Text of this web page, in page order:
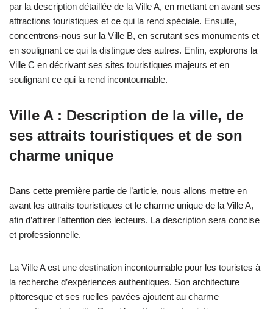
par la description détaillée de la Ville A, en mettant en avant ses
attractions touristiques et ce qui la rend spéciale. Ensuite,
concentrons-nous sur la Ville B, en scrutant ses monuments et
en soulignant ce qui la distingue des autres. Enfin, explorons la
Ville C en décrivant ses sites touristiques majeurs et en
soulignant ce qui la rend incontournable.
Ville A : Description de la ville, de
ses attraits touristiques et de son
charme unique
Dans cette première partie de l’article, nous allons mettre en
avant les attraits touristiques et le charme unique de la Ville A,
afin d’attirer l’attention des lecteurs. La description sera concise
et professionnelle.
La Ville A est une destination incontournable pour les touristes à
la recherche d’expériences authentiques. Son architecture
pittoresque et ses ruelles pavées ajoutent au charme